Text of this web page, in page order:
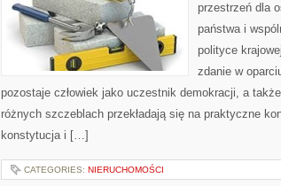
przestrzeń dla
państwa i
polityce
zdanie w
pozostaje człowiek jako uczestnik demokracji, a
różnych szczeblach przekładają się na praktyczne
konstytucja i […]
CATEGORIES: NIERUCHOMOŚCI